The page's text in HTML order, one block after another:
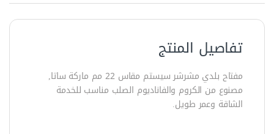
تفاصيل المنتج
مفتاح بلدي مشرشر سيستم مقاس 22 مم ماركة ساتا,
مصنوع من الكروم والفاناديوم الصلب مناسب للخدمة
الشاقة وعمر طويل.